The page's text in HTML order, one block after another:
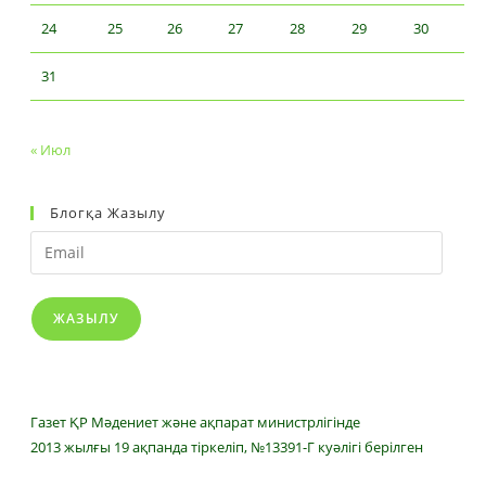
24 25 26 27 28 29 30
31
« Июл
Блогқа Жазылу
Email
ЖАЗЫЛУ
Газет ҚР Мәдениет және ақпарат министрлігінде
2013 жылғы 19 ақпанда тіркеліп, №13391-Г куәлігі берілген